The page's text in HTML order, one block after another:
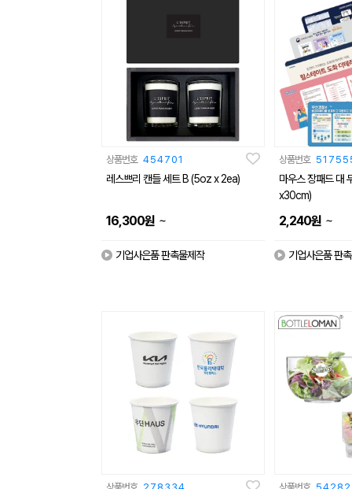
상품번호 454701
레스쁘리 캔들 세트 B (5oz x 2ea)
16,300원 ~
기업사은품 판촉물제작
상품번호
마우스 장패드 대 두께 3T
x30cm)
2,240원 ~
기업사은품 판